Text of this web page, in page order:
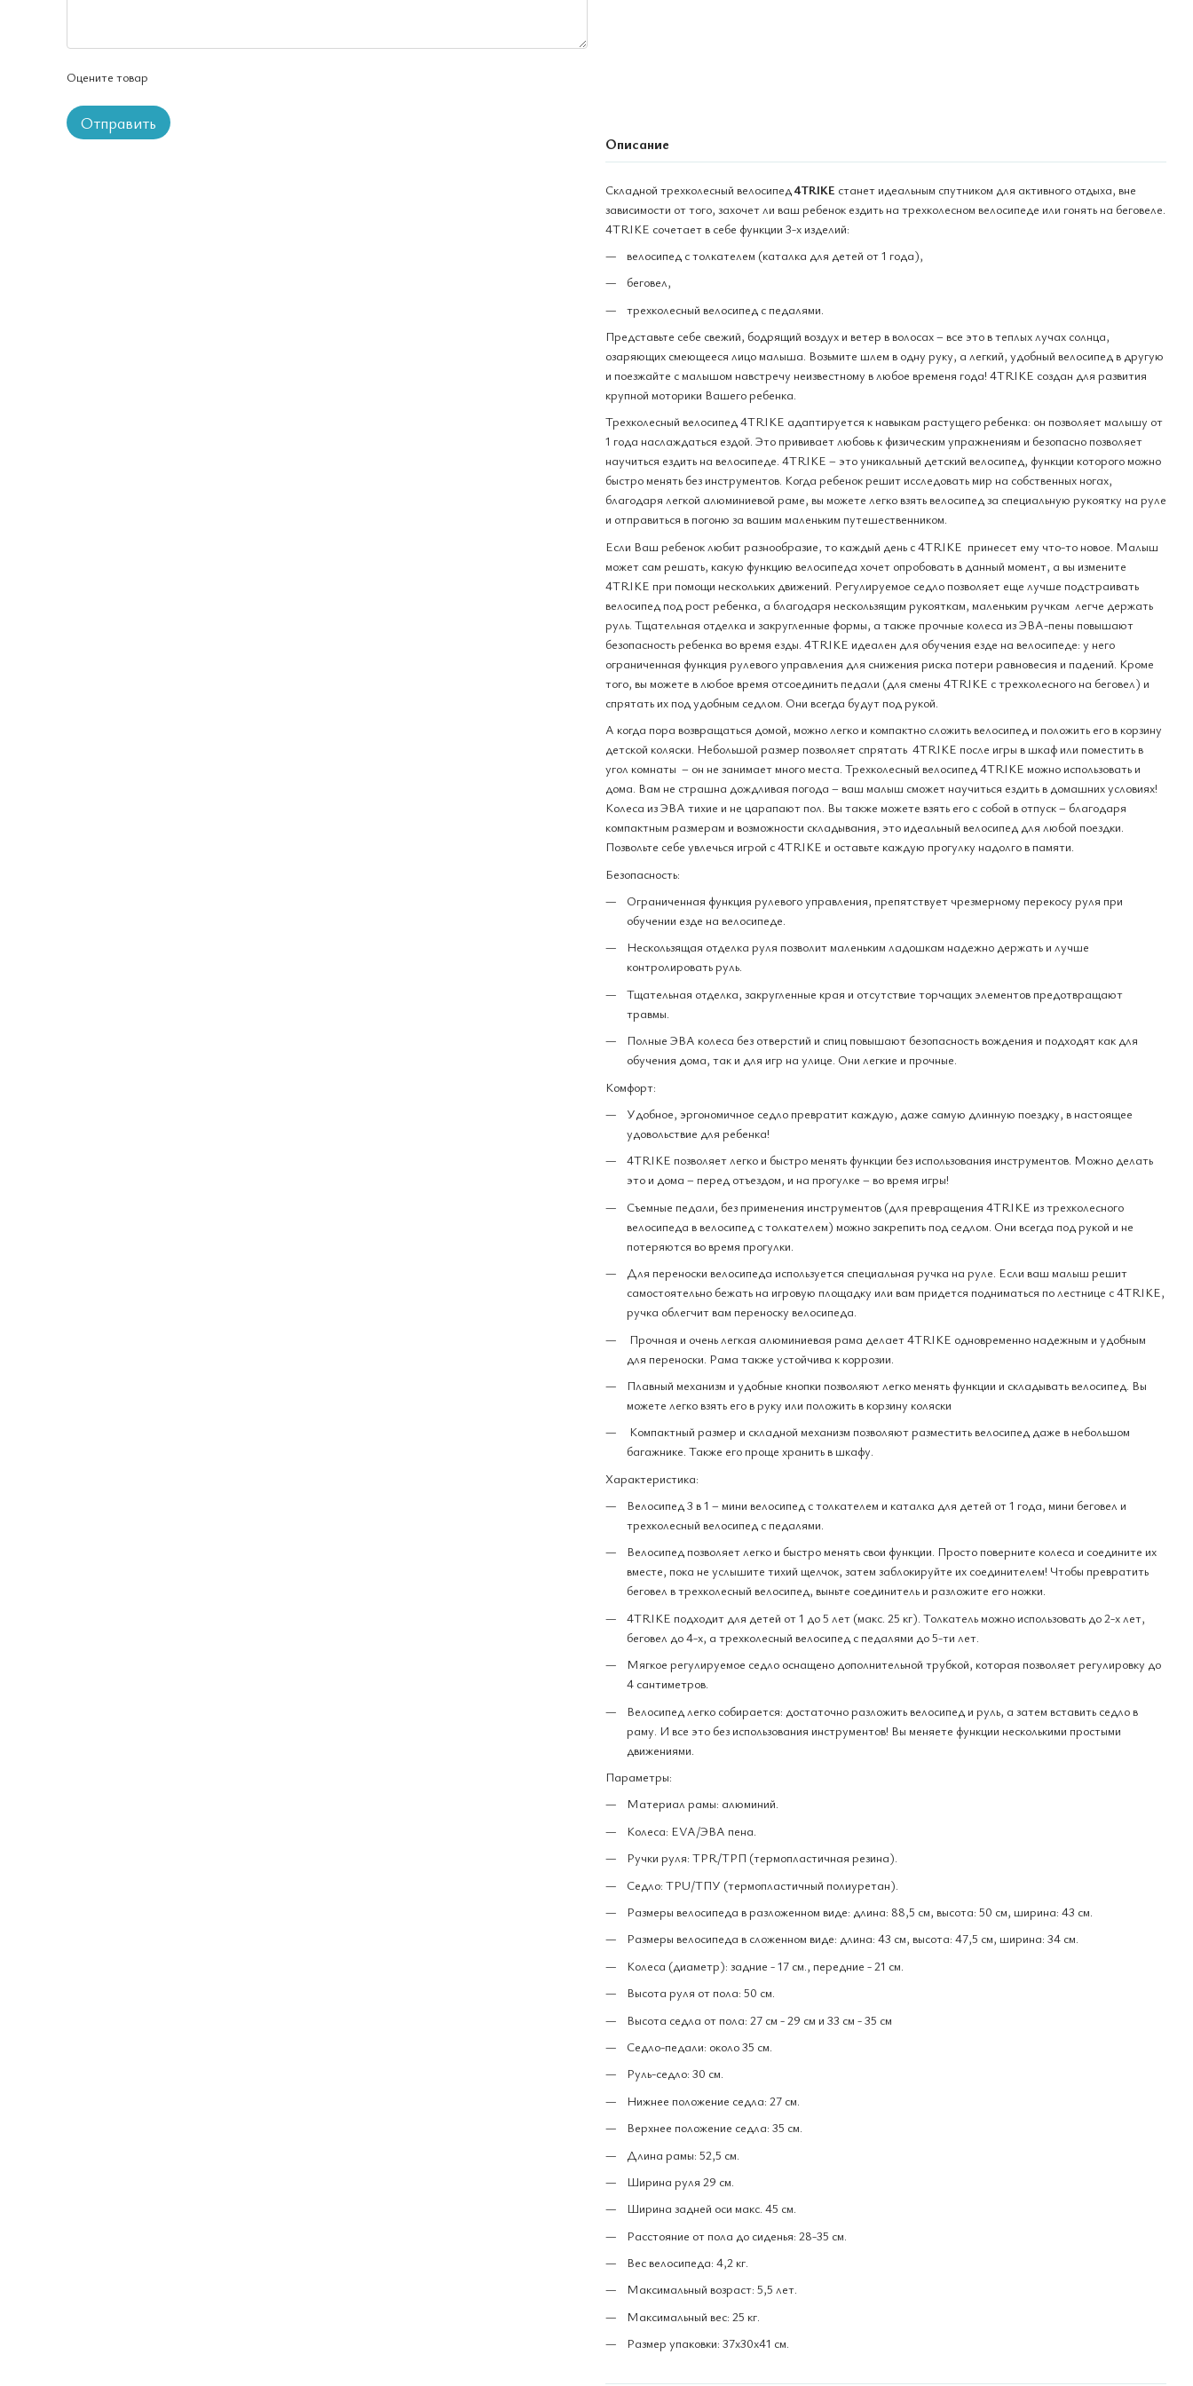
Оцените товар
Отправить
Описание
Складной трехколесный велосипед 4TRIKE станет идеальным спутником для активного отдыха, вне
зависимости от того, захочет ли ваш ребенок ездить на трехколесном велосипеде или гонять на беговеле.
4TRIKE сочетает в себе функции 3-х изделий:
велосипед с толкателем (каталка для детей от 1 года),
беговел,
трехколесный велосипед с педалями.
Представьте себе свежий, бодрящий воздух и ветер в волосах – все это в теплых лучах солнца,
озаряющих смеющееся лицо малыша. Возьмите шлем в одну руку, а легкий, удобный велосипед в другую
и поезжайте с малышом навстречу неизвестному в любое временя года! 4TRIKE создан для развития
крупной моторики Вашего ребенка.
Трехколесный велосипед 4TRIKE адаптируется к навыкам растущего ребенка: он позволяет малышу от
1 года наслаждаться ездой. Это прививает любовь к физическим упражнениям и безопасно позволяет
научиться ездить на велосипеде. 4TRIKE – это уникальный детский велосипед, функции которого можно
быстро менять без инструментов. Когда ребенок решит исследовать мир на собственных ногах,
благодаря легкой алюминиевой раме, вы можете легко взять велосипед за специальную рукоятку на руле
и отправиться в погоню за вашим маленьким путешественником.
Если Ваш ребенок любит разнообразие, то каждый день с 4TRIKE принесет ему что-то новое. Малыш
может сам решать, какую функцию велосипеда хочет опробовать в данный момент, а вы измените
4TRIKE при помощи нескольких движений. Регулируемое седло позволяет еще лучше подстраивать
велосипед под рост ребенка, а благодаря нескользящим рукояткам, маленьким ручкам легче держать
руль. Тщательная отделка и закругленные формы, а также прочные колеса из ЭВА-пены повышают
безопасность ребенка во время езды. 4TRIKE идеален для обучения езде на велосипеде: у него
ограниченная функция рулевого управления для снижения риска потери равновесия и падений. Кроме
того, вы можете в любое время отсоединить педали (для смены 4TRIKE с трехколесного на беговел) и
спрятать их под удобным седлом. Они всегда будут под рукой.
А когда пора возвращаться домой, можно легко и компактно сложить велосипед и положить его в корзину
детской коляски. Небольшой размер позволяет спрятать 4TRIKE после игры в шкаф или поместить в
угол комнаты – он не занимает много места. Трехколесный велосипед 4TRIKE можно использовать и
дома. Вам не страшна дождливая погода – ваш малыш сможет научиться ездить в домашних условиях!
Колеса из ЭВА тихие и не царапают пол. Вы также можете взять его с собой в отпуск – благодаря
компактным размерам и возможности складывания, это идеальный велосипед для любой поездки.
Позвольте себе увлечься игрой с 4TRIKE и оставьте каждую прогулку надолго в памяти.
Безопасность:
Ограниченная функция рулевого управления, препятствует чрезмерному перекосу руля при
обучении езде на велосипеде.
Нескользящая отделка руля позволит маленьким ладошкам надежно держать и лучше
контролировать руль.
Тщательная отделка, закругленные края и отсутствие торчащих элементов предотвращают
травмы.
Полные ЭВА колеса без отверстий и спиц повышают безопасность вождения и подходят как для
обучения дома, так и для игр на улице. Они легкие и прочные.
Комфорт:
Удобное, эргономичное седло превратит каждую, даже самую длинную поездку, в настоящее
удовольствие для ребенка!
4TRIKE позволяет легко и быстро менять функции без использования инструментов. Можно делать
это и дома – перед отъездом, и на прогулке – во время игры!
Съемные педали, без применения инструментов (для превращения 4TRIKE из трехколесного
велосипеда в велосипед с толкателем) можно закрепить под седлом. Они всегда под рукой и не
потеряются во время прогулки.
Для переноски велосипеда используется специальная ручка на руле. Если ваш малыш решит
самостоятельно бежать на игровую площадку или вам придется подниматься по лестнице с 4TRIKE,
ручка облегчит вам переноску велосипеда.
Прочная и очень легкая алюминиевая рама делает 4TRIKE одновременно надежным и удобным
для переноски. Рама также устойчива к коррозии.
Плавный механизм и удобные кнопки позволяют легко менять функции и складывать велосипед. Вы
можете легко взять его в руку или положить в корзину коляски
Компактный размер и складной механизм позволяют разместить велосипед даже в небольшом
багажнике. Также его проще хранить в шкафу.
Характеристика:
Велосипед 3 в 1 – мини велосипед с толкателем и каталка для детей от 1 года, мини беговел и
трехколесный велосипед с педалями.
Велосипед позволяет легко и быстро менять свои функции. Просто поверните колеса и соедините их
вместе, пока не услышите тихий щелчок, затем заблокируйте их соединителем! Чтобы превратить
беговел в трехколесный велосипед, выньте соединитель и разложите его ножки.
4TRIKE подходит для детей от 1 до 5 лет (макс. 25 кг). Толкатель можно использовать до 2-х лет,
беговел до 4-х, а трехколесный велосипед с педалями до 5-ти лет.
Мягкое регулируемое седло оснащено дополнительной трубкой, которая позволяет регулировку до
4 сантиметров.
Велосипед легко собирается: достаточно разложить велосипед и руль, а затем вставить седло в
раму. И все это без использования инструментов! Вы меняете функции несколькими простыми
движениями.
Параметры:
Материал рамы: алюминий.
Колеса: EVA/ЭВА пена.
Ручки руля: TPR/ТРП (термопластичная резина).
Седло: TPU/ТПУ (термопластичный полиуретан).
Размеры велосипеда в разложенном виде: длина: 88,5 см, высота: 50 см, ширина: 43 см.
Размеры велосипеда в сложенном виде: длина: 43 см, высота: 47,5 см, ширина: 34 см.
Колеса (диаметр): задние - 17 см., передние - 21 см.
Высота руля от пола: 50 см.
Высота седла от пола: 27 см - 29 см и 33 см - 35 см
Седло-педали: около 35 см.
Руль-седло: 30 см.
Нижнее положение седла: 27 см.
Верхнее положение седла: 35 см.
Длина рамы: 52,5 см.
Ширина руля 29 см.
Ширина задней оси макс. 45 см.
Расстояние от пола до сиденья: 28-35 см.
Вес велосипеда: 4,2 кг.
Максимальный возраст: 5,5 лет.
Максимальный вес: 25 кг.
Размер упаковки: 37x30x41 см.